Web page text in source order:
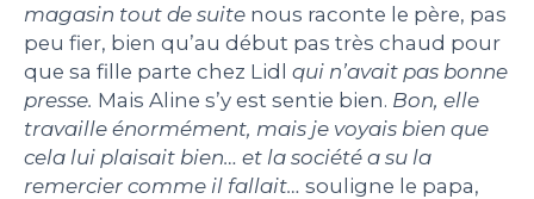
magasin tout de suite nous raconte le père, pas
peu fier, bien qu’au début pas très chaud pour
que sa fille parte chez Lidl qui n’avait pas bonne
presse. Mais Aline s’y est sentie bien. Bon, elle
travaille énormément, mais je voyais bien que
cela lui plaisait bien… et la société a su la
remercier comme il fallait… souligne le papa,